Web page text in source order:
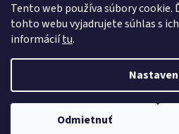
Tento web používa súbory cookie.
tohto webu vyjadrujete súhlas s
informáciítu.
Odmietnuť
PRIHLÁSIŤ SA
Vytvoril
Copyright 2026Kvalitne tonery SK